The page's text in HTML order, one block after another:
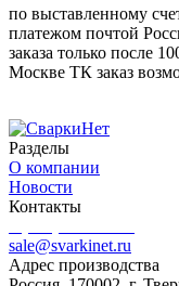
по выставленному
платежом почтой
заказа только после
Москве ТК заказ
Разделы
О компании
Новости
Контакты
sale@svarkinet.ru
Адрес производства